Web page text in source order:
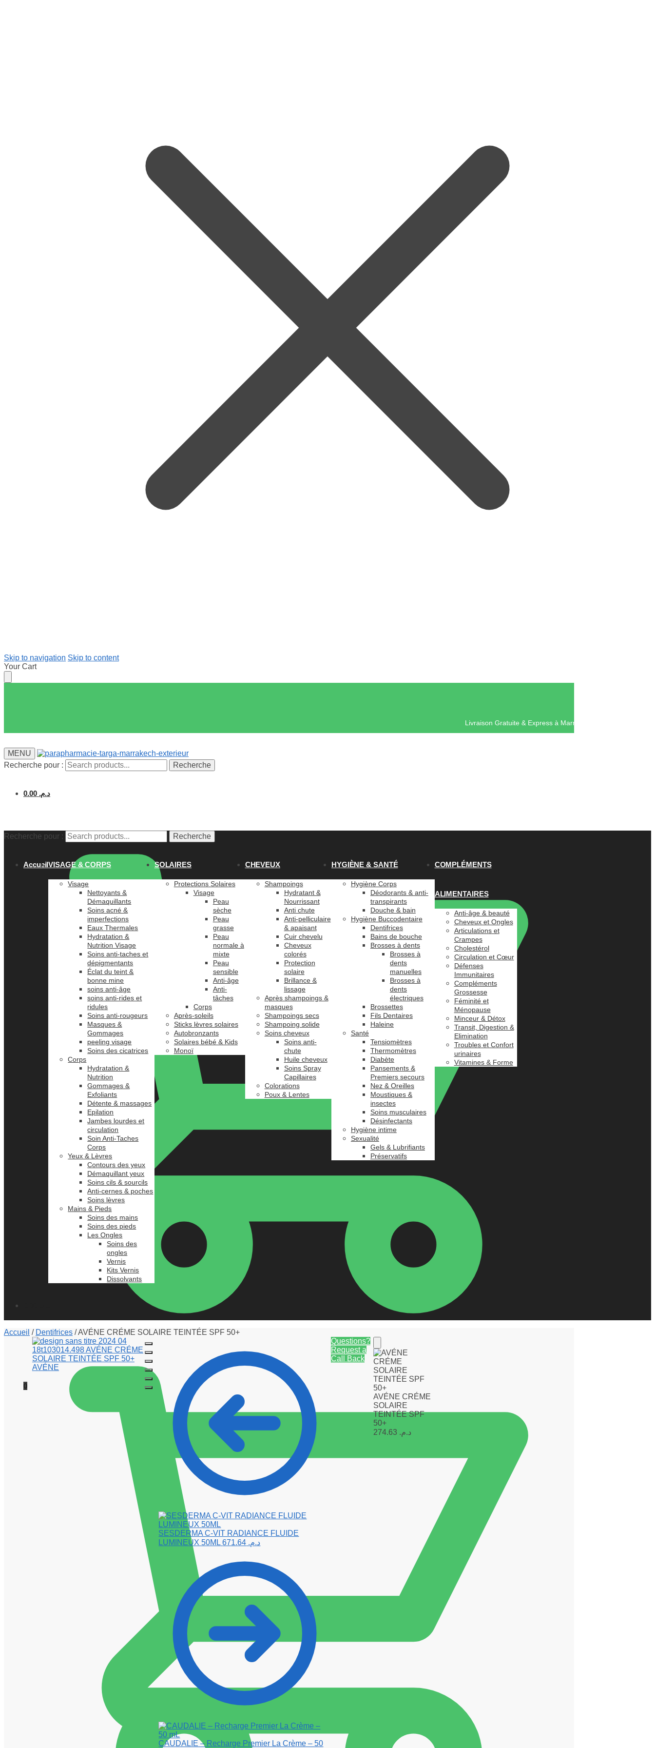
Skip to navigation Skip to content
Your Cart
Livraison Gratuite & Express à
MENU
Recherche pour :
Recherche
د.م. 0.00
0
Recherche pour : Recherche
AccueilVISAGE & CORPS
Visage
Nettoyants &
Démaquillants
Soins acné &
imperfections
Eaux Thermales
Hydratation &
Nutrition Visage
Soins anti-taches et
dépigmentants
Éclat du teint &
bonne mine
soins anti-âge
soins anti-rides et
ridules
Soins anti-rougeurs
Masques &
Gommages
peeling visage
Soins des cicatrices
Corps
Hydratation &
Nutrition
Gommages &
Exfoliants
Détente & massages
Epilation
Jambes lourdes et
circulation
Soin Anti-Taches
Corps
Yeux & Lèvres
Contours des yeux
Démaquillant yeux
Soins cils & sourcils
Anti-cernes & poches
Soins lèvres
Mains & Pieds
Soins des mains
Soins des pieds
Les Ongles
Soins des
ongles
Vernis
Kits Vernis
Dissolvants
SOLAIRES
Protections Solaires
Visage
Peau
sèche
Peau
grasse
Peau
normale à
mixte
Peau
sensible
Anti-âge
Anti-
tâches
Corps
Après-soleils
Sticks lèvres solaires
Autobronzants
Solaires bébé & Kids
Monoï
CHEVEUX
Shampoings
Hydratant &
Nourrissant
Anti chute
Anti-pelliculaire
& apaisant
Cuir chevelu
Cheveux
colorés
Protection
solaire
Brillance &
lissage
Après shampoings &
masques
Shampoings secs
Shampoing solide
Soins cheveux
Soins anti-
chute
Huile cheveux
Soins Spray
Capillaires
Colorations
Poux & Lentes
HYGIÈNE & SANTÉ
Hygiène Corps
Déodorants & anti-
transpirants
Douche & bain
Hygiène Buccodentaire
Dentifrices
Bains de bouche
Brosses à dents
Brosses à
dents
manuelles
Brosses à
dents
électriques
Brossettes
Fils Dentaires
Haleine
Santé
Tensiomètres
Thermomètres
Diabète
Pansements &
Premiers secours
Nez & Oreilles
Moustiques &
insectes
Soins musculaires
Désinfectants
Hygiène intime
Sexualité
Gels & Lubrifiants
Préservatifs
COMPLÉMENTS
ALIMENTAIRES
Anti-âge & beauté
Cheveux et Ongles
Articulations et
Crampes
Cholestérol
Circulation et Cœur
Défenses
Immunitaires
Compléments
Grossesse
Féminité et
Ménopause
Minceur & Détox
Transit, Digestion &
Elimination
Troubles et Confort
urinaires
Vitamines & Forme
Accueil / Dentifrices /AVÉNE CRÉME SOLAIRE TEINTÉE SPF 50+
SESDERMA C-VIT RADIANCE FLUIDE
LUMINEUX 50ML
د.م.
CAUDALIE – Recharge Premier La Crème – 50
Questions?
Request a
Call Back
AVÉNE CRÉME
SOLAIRE
TEINTÉE SPF
50+
د.م.